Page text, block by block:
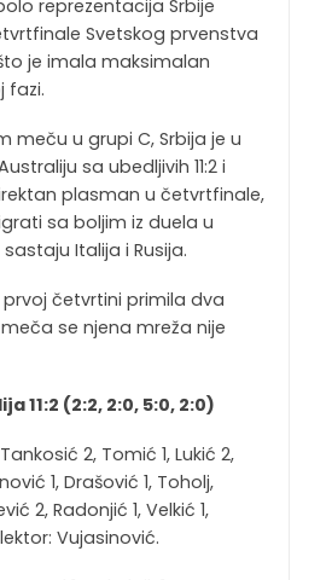
reprezentacija Srbije
Svetskog prvenstva
je imala maksimalan
fazi.
meču u grupi C, Srbija je u
sa ubedljivih 11:2 i
plasman u četvrtfinale,
sa boljim iz duela u
Italija i Rusija.
četvrtini primila dva
se njena mreža nije
11:2 (2:2, 2:0, 5:0, 2:0)
2, Tomić 1, Lukić 2,
1, Drašović 1, Toholj,
2, Radonjić 1, Velkić 1,
Vujasinović.